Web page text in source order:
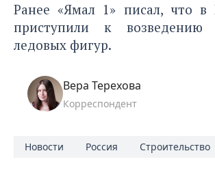
Ранее «Ямал 1» писал, что в
приступили к возведению
ледовых фигур.
Вера Терехова
Корреспондент
Новости Россия Строительство